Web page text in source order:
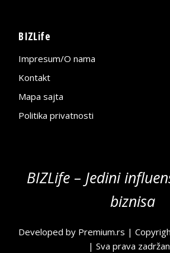
BIZLife
Impresum/O nama
Kontakt
Mapa sajta
Politika privatnosti
BIZLife – Jedini
biznisa
Developed by Premium.rs |
| Sva prava